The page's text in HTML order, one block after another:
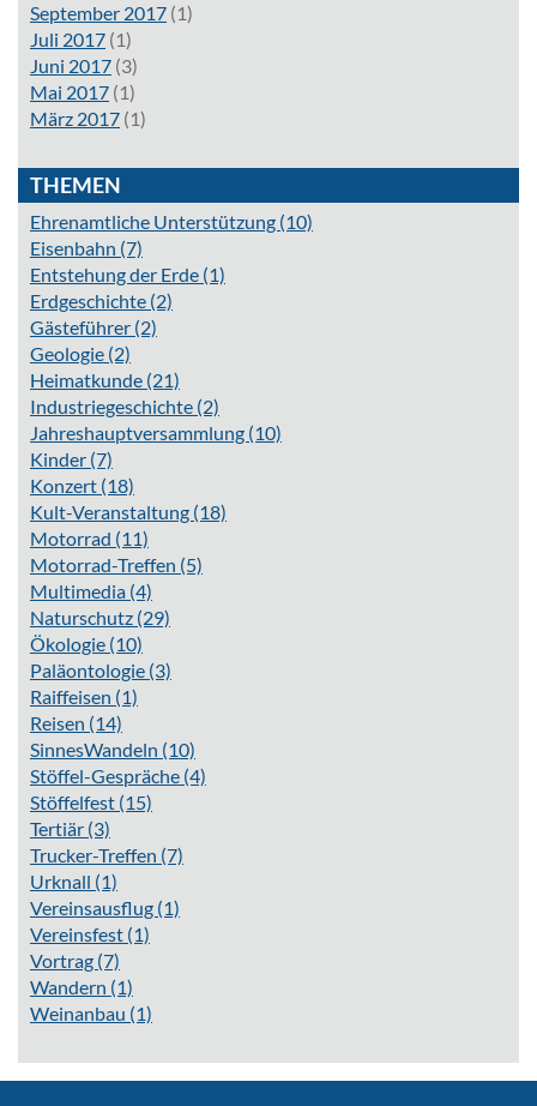
September 2017 (1)
Juli 2017 (1)
Juni 2017 (3)
Mai 2017 (1)
März 2017 (1)
THEMEN
Ehrenamtliche Unterstützung (10)
Eisenbahn (7)
Entstehung der Erde (1)
Erdgeschichte (2)
Gästeführer (2)
Geologie (2)
Heimatkunde (21)
Industriegeschichte (2)
Jahreshauptversammlung (10)
Kinder (7)
Konzert (18)
Kult-Veranstaltung (18)
Motorrad (11)
Motorrad-Treffen (5)
Multimedia (4)
Naturschutz (29)
Ökologie (10)
Paläontologie (3)
Raiffeisen (1)
Reisen (14)
SinnesWandeln (10)
Stöffel-Gespräche (4)
Stöffelfest (15)
Tertiär (3)
Trucker-Treffen (7)
Urknall (1)
Vereinsausflug (1)
Vereinsfest (1)
Vortrag (7)
Wandern (1)
Weinanbau (1)